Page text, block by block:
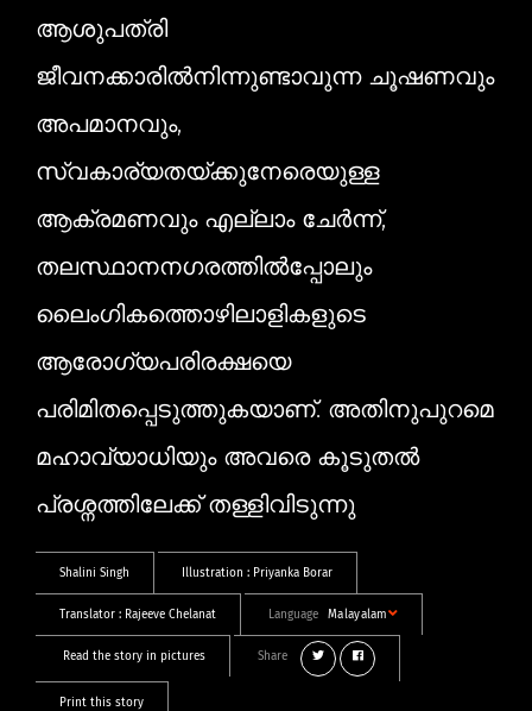
ആശുപത്രി
ജീവനക്കാരിൽനിന്നുണ്ടാവുന്ന ചൂഷണവും
അപമാനവും,
സ്വകാര്യതയ്ക്കുനേരെയുള്ള
ആക്രമണവും എല്ലാം ചേർന്ന്,
തലസ്ഥാനനഗരത്തിൽ‌പ്പോലും
ലൈംഗികത്തൊഴിലാളികളുടെ
ആരോഗ്യപരിരക്ഷയെ
പരിമിതപ്പെടുത്തുകയാണ്. അതിനുപുറമെ
മഹാവ്യാധിയും അവരെ കൂടുതൽ
പ്രശ്നത്തിലേക്ക് തള്ളിവിടുന്നു
Shalini Singh Illustration : Priyanka Borar
Translator : Rajeeve Chelanat Language Malayalam
Read the story in pictures Share
Print this story